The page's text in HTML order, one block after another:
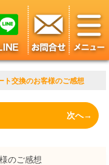
交換のお客様のご感想
次へ→
のご感想